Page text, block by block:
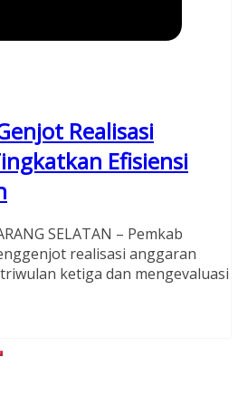
Realisasi
Efisiensi
SELATAN – Pemkab
realisasi anggaran
ketiga dan mengevaluasi